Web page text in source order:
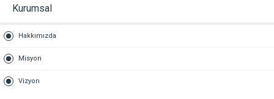
Kurumsal
Hakkımızda
Misyon
Vizyon